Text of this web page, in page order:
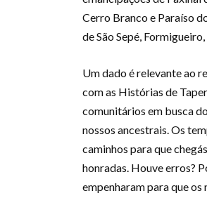
Cerro Branco e Paraíso
de São Sepé,
Um dado é relevante ao
com as Histórias de
comunitários em busca
nossos ancestrais. Os
caminhos para que
honradas. Houve erros?
empenharam para que